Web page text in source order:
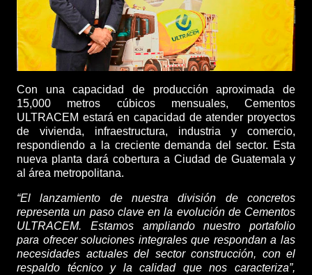
Con una capacidad de producción aproximada de
15,000 metros cúbicos mensuales, Cementos
ULTRACEM estará en capacidad de atender proyectos
de vivienda, infraestructura, industria y comercio,
respondiendo a la creciente demanda del sector. Esta
nueva planta dará cobertura a Ciudad de Guatemala y
al área metropolitana.
“El lanzamiento de nuestra división de concretos
representa un paso clave en la evolución de Cementos
ULTRACEM. Estamos ampliando nuestro portafolio
para ofrecer soluciones integrales que respondan a las
necesidades actuales del sector construcción, con el
respaldo técnico y la calidad que nos caracteriza”,